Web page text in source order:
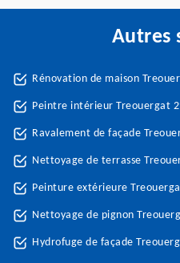
Autres
Rénovation de maison
Peintre intérieur Treouergat
Ravalement de façade
Nettoyage de terrasse
Peinture extérieure
Nettoyage de pignon
Hydrofuge de façade